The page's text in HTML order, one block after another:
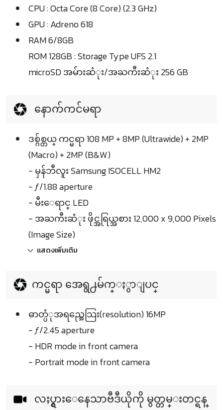
CPU : Octa Core (8 Core) (2.3 GHz)
GPU : Adreno 618
RAM 6/8GB
ROM 128GB : Storage Type UFS 2.1
microSD အမ်ားဆံုး/အႀကီးဆံုး 256 GB
နောက်ကင်မရာ
ဒစ္ဂ်စ္တယ္ ကင္မရာ 108 MP + 8MP (Ultrawide) + 2MP
(Macro) + 2MP (B&W)
- မှန်ဘီလူး Samsung ISOCELL HM2
- ƒ/1.88 aperture
- မီးေရာင္ LED
- အႀကီးဆံုး ဖိုင္အရြယ္အစား 12,000 x 9,000 Pixels
(Image Size)
แสดงเพิ่มเติม
ကင္မရာ အေရွ႕မ်က္ႏွာျပင္
ဓာတ္ပံုအရည္အေသြး(resolution) 16MP
- ƒ/2.45 aperture
- HDR mode in front camera
- Portrait mode in front camera
လႈပ္ရွားေနေသာဗီဒီယိုကို မွတ္တမ္းတင္ရန္